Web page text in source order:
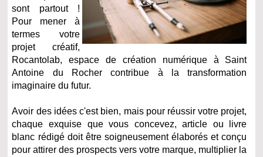
sont partout !
Pour mener à
termes votre
projet créatif,
Rocantolab, espace de création numérique à Saint
Antoine du Rocher contribue à la transformation
imaginaire du futur.
Avoir des idées c'est bien, mais pour réussir votre projet,
chaque exquise que vous concevez, article ou livre
blanc rédigé doit être soigneusement élaborés et conçu
pour attirer des prospects vers votre marque, multiplier la